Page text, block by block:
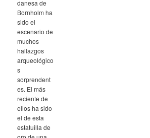
danesa de
Bornholm ha
sido el
escenario de
muchos
hallazgos
arqueológico
s
sorprendent
es. El más
reciente de
ellos ha sido
el de esta
estatuilla de